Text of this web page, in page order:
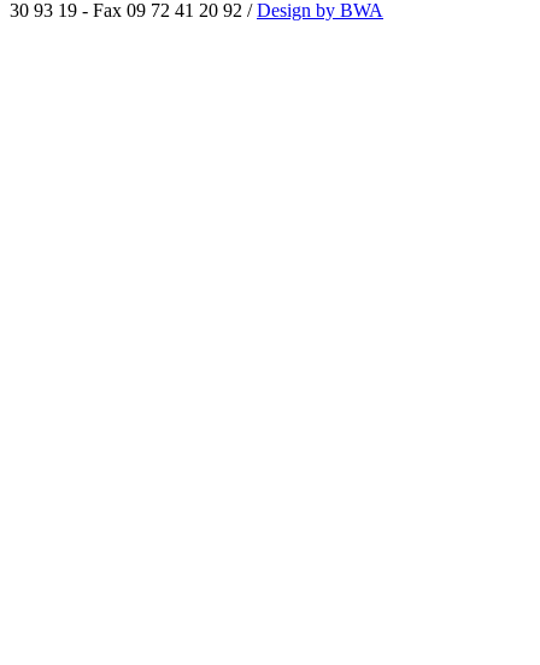
30 93 19 - Fax 09 72 41 20 92 /Design by BWA